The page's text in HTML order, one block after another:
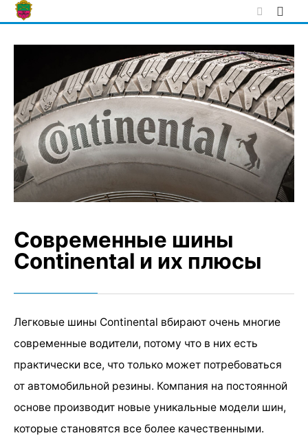
Skip
to
Современные шины
Continental и их плюсы
Легковые шины Continental вбирают очень многие
современные водители, потому что в них есть
практически все, что только может потребоваться
от автомобильной резины. Компания на постоянной
основе производит новые уникальные модели шин,
которые становятся все более качественными.